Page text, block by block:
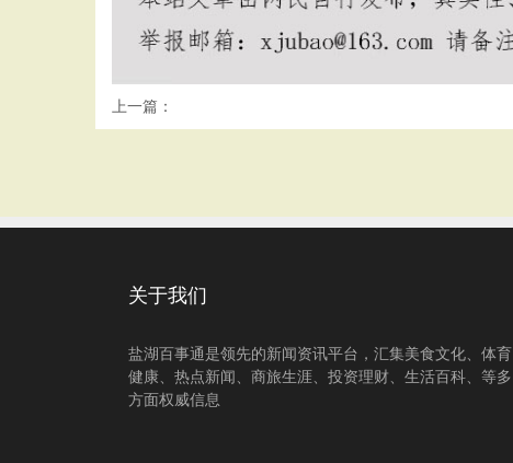
上一篇：
关于我们
盐湖百事通是领先的新闻资讯平台，汇集美食文化、体育
健康、热点新闻、商旅生涯、投资理财、生活百科、等多
方面权威信息